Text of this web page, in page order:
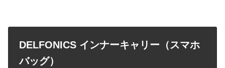
DELFONICS インナーキャリー（スマホ
バッグ）